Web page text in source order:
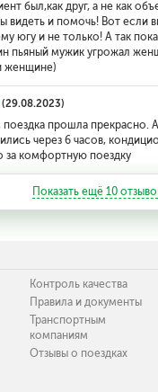
был,как друг, а не как
видеть и помочь! Вот если
югу и не только! А так
пьяный мужик угрожал
женщине)
поездка прошла
через 6 часов,
комфортную поездку
Показать ещё 10
Контроль качества
Правила и документы
Транспортным
компаниям
Отзывы о поездках